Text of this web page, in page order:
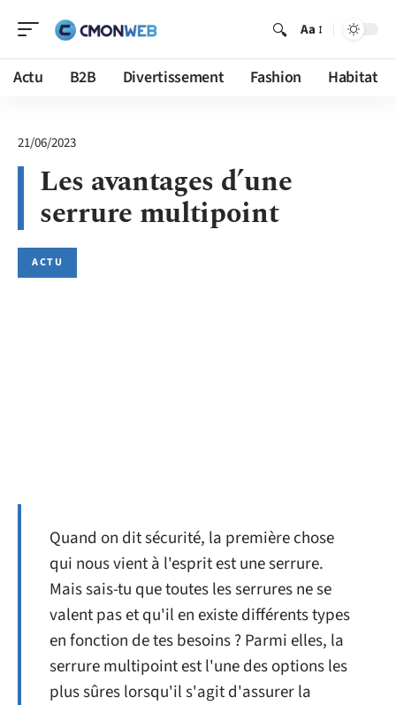
Aa
Actu B2B Divertissement Fashion Habitat
21/06/2023
Les avantages d’une
serrure multipoint
ACTU
Quand on dit sécurité, la première chose
qui nous vient à l'esprit est une serrure.
Mais sais-tu que toutes les serrures ne se
valent pas et qu'il en existe différents types
en fonction de tes besoins ? Parmi elles, la
serrure multipoint est l'une des options les
plus sûres lorsqu'il s'agit d'assurer la